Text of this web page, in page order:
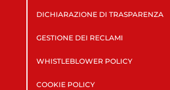
DICHIARAZIONE DI TRASPARENZA
GESTIONE DEI RECLAMI
WHISTLEBLOWER POLICY
COOKIE POLICY